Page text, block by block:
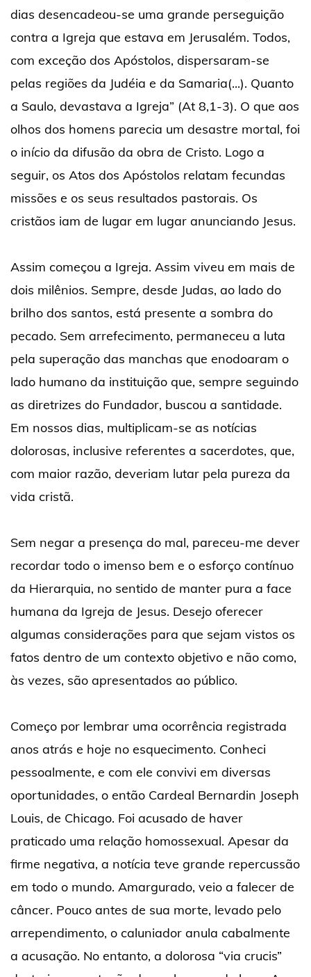
dias desencadeou-se uma grande perseguição
contra a Igreja que estava em Jerusalém. Todos,
com exceção dos Apóstolos, dispersaram-se
pelas regiões da Judéia e da Samaria(...). Quanto
a Saulo, devastava a Igreja” (At 8,1-3). O que aos
olhos dos homens parecia um desastre mortal, foi
o início da difusão da obra de Cristo. Logo a
seguir, os Atos dos Apóstolos relatam fecundas
missões e os seus resultados pastorais. Os
cristãos iam de lugar em lugar anunciando Jesus.
Assim começou a Igreja. Assim viveu em mais de
dois milênios. Sempre, desde Judas, ao lado do
brilho dos santos, está presente a sombra do
pecado. Sem arrefecimento, permaneceu a luta
pela superação das manchas que enodoaram o
lado humano da instituição que, sempre seguindo
as diretrizes do Fundador, buscou a santidade.
Em nossos dias, multiplicam-se as notícias
dolorosas, inclusive referentes a sacerdotes, que,
com maior razão, deveriam lutar pela pureza da
vida cristã.
Sem negar a presença do mal, pareceu-me dever
recordar todo o imenso bem e o esforço contínuo
da Hierarquia, no sentido de manter pura a face
humana da Igreja de Jesus. Desejo oferecer
algumas considerações para que sejam vistos os
fatos dentro de um contexto objetivo e não como,
às vezes, são apresentados ao público.
Começo por lembrar uma ocorrência registrada
anos atrás e hoje no esquecimento. Conheci
pessoalmente, e com ele convivi em diversas
oportunidades, o então Cardeal Bernardin Joseph
Louis, de Chicago. Foi acusado de haver
praticado uma relação homossexual. Apesar da
firme negativa, a notícia teve grande repercussão
em todo o mundo. Amargurado, veio a falecer de
câncer. Pouco antes de sua morte, levado pelo
arrependimento, o caluniador anula cabalmente
a acusação. No entanto, a dolorosa “via crucis”